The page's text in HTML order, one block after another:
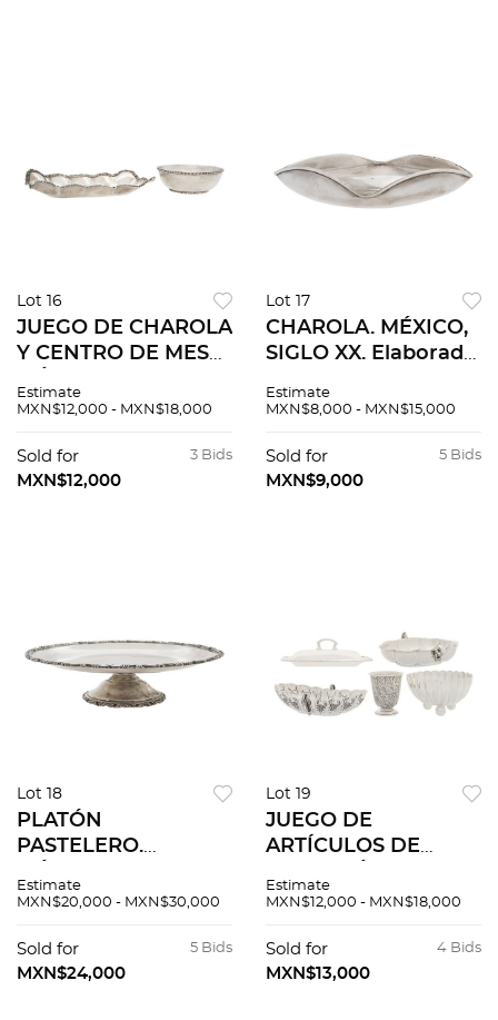
Lot 16
JUEGO DE CHAROLA
Y CENTRO DE MESA.
Elaboradas en plata
uno en MRA y otro
en MRR.
Estimate
MXN$12,000 - MXN$18,000
3 Bids
Sold for
MXN$12,000
Lot 17
CHAROLA. MÉXICO,
SIGLO XX. Elaborada
Sterling, ley 0.925.
cm.
Estimate
MXN$8,000 - MXN$15,000
5 Bids
Sold for
MXN$9,000
Lot 18
PLATÓN
PASTELERO.
Elaborado en plata
ley 0.925. Decorado
con bordes
Estimate
MXN$20,000 - MXN$30,000
5 Bids
Sold for
MXN$24,000
Lot 19
JUEGO DE
ARTÍCULOS DE
SIGLO XX.
TANE, Sterling, ley
0.925. 3 centros,
Estimate
MXN$12,000 - MXN$18,000
4 Bids
Sold for
MXN$13,000